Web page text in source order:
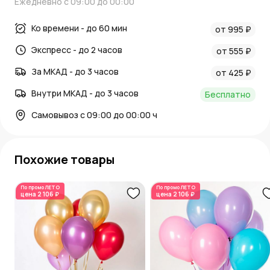
Ко времени - до 60 мин
от 995 ₽
Экспресс - до 2 часов
от 555 ₽
За МКАД - до 3 часов
от 425 ₽
Внутри МКАД - до 3 часов
Бесплатно
Самовывоз с 09:00 до 00:00 ч
Похожие товары
По промоЛЕТО
цена 2 106 ₽
По промоЛЕТО
цена 2 106 ₽